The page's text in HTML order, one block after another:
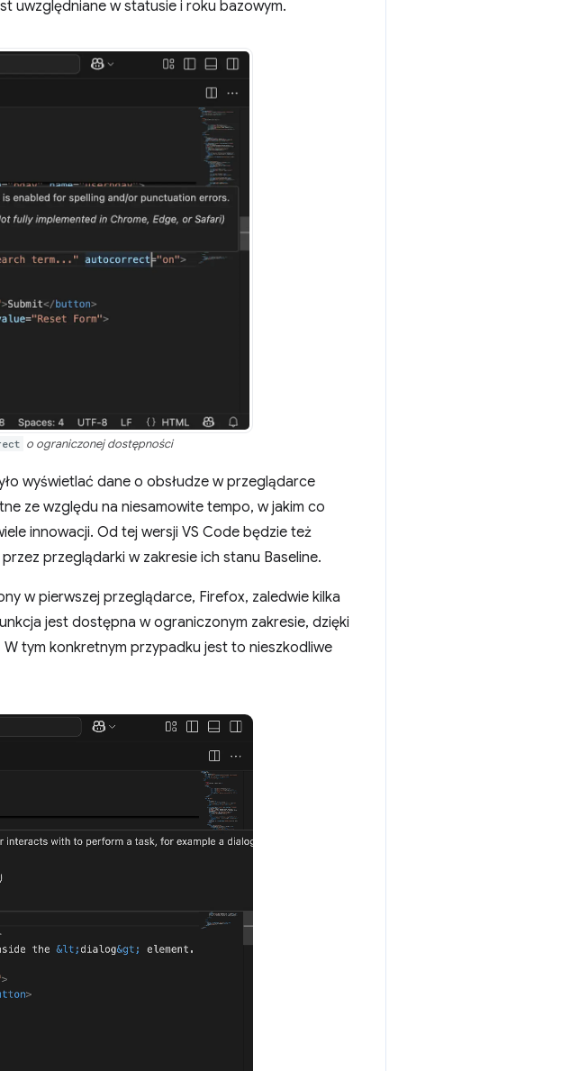
uwzględniane w statusie i roku bazowym.
o ograniczonej dostępności
wyświetlać dane o obsłudze w przeglądarce
ze względu na niesamowite tempo, w jakim co
innowacji. Od tej wersji VS Code będzie też
przeglądarki w zakresie ich stanu Baseline.
w pierwszej przeglądarce, Firefox, zaledwie kilka
jest dostępna w ograniczonym zakresie, dzięki
tym konkretnym przypadku jest to nieszkodliwe